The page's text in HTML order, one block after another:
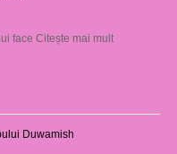
face Citește mai mult
Duwamish